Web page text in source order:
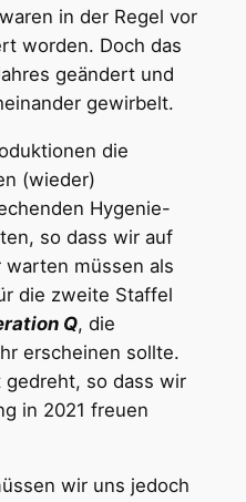
in der Regel vor
worden. Doch das
geändert und
gewirbelt.
die
(wieder)
Hygenie-
so dass wir auf
warten müssen als
die zweite Staffel
Q, die
erscheinen sollte.
so dass wir
in 2021 freuen
wir uns jedoch